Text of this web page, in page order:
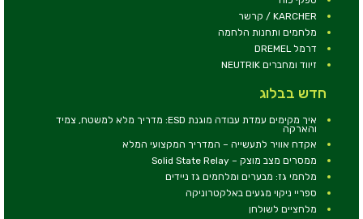
KARCHER / קרשר
מלחמים ותחנות הלחמה
דרמל DREMEL
זיווד ומחברים NEUTRIK
חדש בבלוג
איך מקימים עמדת עבודה מוגנת ESD: מדריך מלא למשטח, צמיד
והארקה
אקדח אוויר לתעשייה – המדריך המקצועי המלא
ממסרים מצב מוצק – Solid State Relay
מלחמי גז: מבערים ומלחמים גז ניידים
ספריי ניקוי מגעים באלקטרוניקה
מלחציים לשולחן